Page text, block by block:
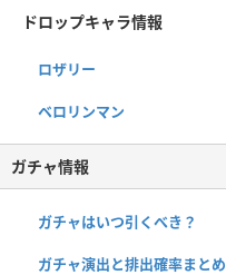
ドロップキャラ情報
ロザリー
ベロリンマン
ガチャ情報
ガチャはいつ引くべき？
ガチャ演出と排出確率まとめ